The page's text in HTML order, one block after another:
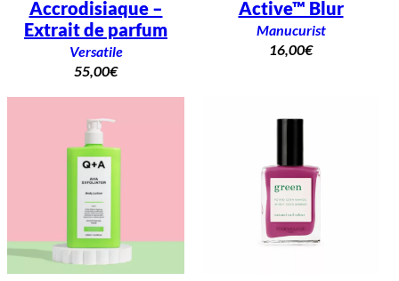
Accrodisiaque –
Extrait de parfum
Versatile
55,00€
Active™ Blur
Manucurist
16,00€